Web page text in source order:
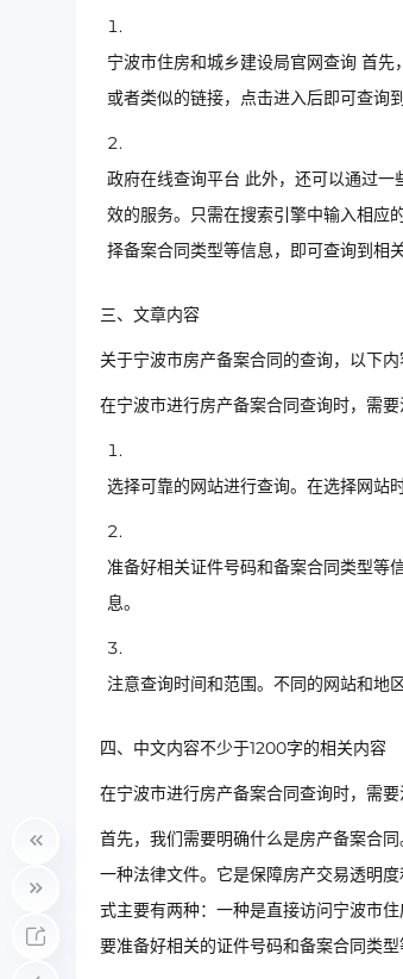
宁波市住房和城乡建设局官网查询 首
或者类似的链接，点击进入后即可查询
政府在线查询平台 此外，还可以通过
效的服务。只需在搜索引擎中输入相应
择备案合同类型等信息，即可查询到相
三、文章内容
关于宁波市房产备案合同的查询，以下内
在宁波市进行房产备案合同查询时，需要
选择可靠的网站进行查询。在选择网站
准备好相关证件号码和备案合同类型等
息。
注意查询时间和范围。不同的网站和地
四、中文内容不少于1200字的相关内容
在宁波市进行房产备案合同查询时，需要
首先，我们需要明确什么是房产备案合
一种法律文件。它是保障房产交易透明
式主要有两种：一种是直接访问宁波市
要准备好相关的证件号码和备案合同类型